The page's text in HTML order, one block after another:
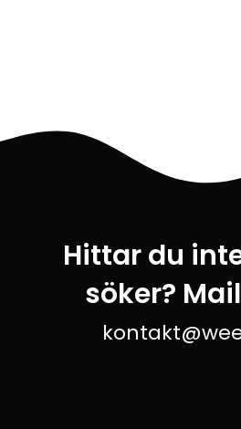
Hittar du
söker?